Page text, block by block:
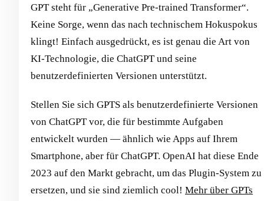
GPT steht für „Generative Pre-trained Transformer“.
Keine Sorge, wenn das nach technischem Hokuspokus
klingt! Einfach ausgedrückt, es ist genau die Art von
KI-Technologie, die ChatGPT und seine
benutzerdefinierten Versionen unterstützt.
Stellen Sie sich GPTS als benutzerdefinierte Versionen
von ChatGPT vor, die für bestimmte Aufgaben
entwickelt wurden — ähnlich wie Apps auf Ihrem
Smartphone, aber für ChatGPT. OpenAI hat diese Ende
2023 auf den Markt gebracht, um das Plugin-System zu
ersetzen, und sie sind ziemlich cool! Mehr über GPTs